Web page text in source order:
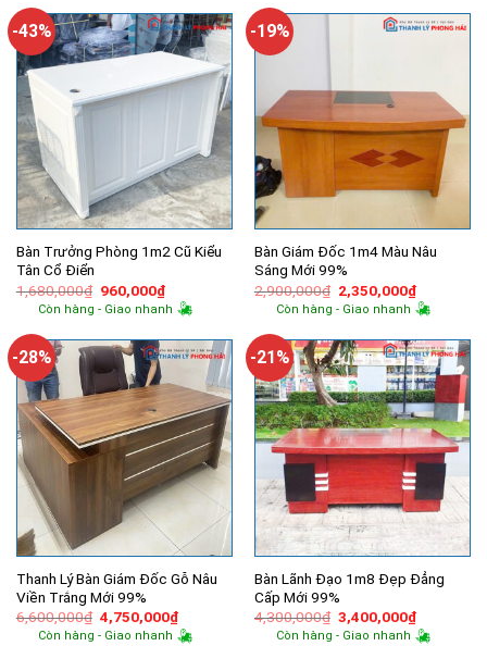
3,150,000₫.
-43%
Bàn Trưởng Phòng 1m2 Cũ Kiểu
Tân Cổ Điển
1,680,000₫ Giá
gốc
là:
960,000₫Giá
hiện
tại
960,000₫.
Còn hàng - Giao nhanh
-19%
Bàn Giám Đốc 1m4 Màu Nâu
Sáng Mới 99%
2,900,000₫ Giá
gốc
là:
2,350,000₫Giá
hiện
tại
Còn hàng - Giao nhanh
-28%
Thanh Lý Bàn Giám Đốc Gỗ Nâu
Viền Trắng Mới 99%
6,600,000₫ Giá
gốc
4,750,000₫Giá
hiện
Còn hàng - Giao nhanh
-21%
Bàn Lãnh Đạo 1m8 Đẹp Đẳng
Cấp Mới 99%
4,300,000₫ Giá
gốc
3,400,000₫Giá
hiện
Còn hàng - Giao nhanh